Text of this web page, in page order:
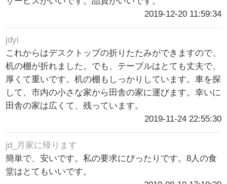
2019-12-20 11:59:34
jdyi
これからはデスクトップの折りたたみができますので、
机の棚が折れました。でも、テーブルはとても丈夫で、
厚くて重いです。机の棚もしっかりしています。車を探
して、市内の小さな家から田舎の家に運びます。幸いに
田舎の家は広くて、残っています。
2019-11-24 22:55:30
jd_月家に帰ります
簡単で、安いです。私の要求にぴったりです。8人の食
堂はとてもいいです。